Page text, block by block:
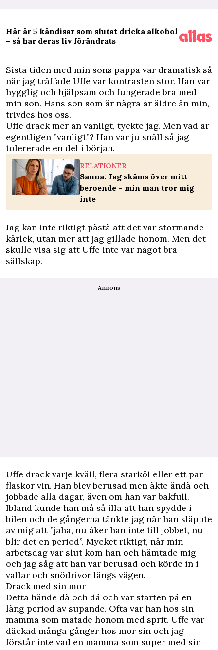
Här är 5 kändisar som slutat dricka alkohol
– så har deras liv förändrats
Sista tiden med min sons pappa var dramatisk så
när jag träffade Uffe var kontrasten stor. Han var
hygglig och hjälpsam och fungerade bra med
min son. Hans son som är några år äldre än min,
trivdes hos oss.
Uffe drack mer än vanligt, tyckte jag. Men vad är
egentligen ”vanligt”? Han var ju snäll så jag
tolererade en del i början.
RELATIONER
Sanna: Jag skäms över mitt
beroende – min man tror mig
inte
Jag kan inte riktigt påstå att det var stormande
kärlek, utan mer att jag gillade honom. Men det
skulle visa sig att Uffe inte var något bra
sällskap.
Annons
Uffe drack varje kväll, flera starköl eller ett par
flaskor vin. Han blev berusad men åkte ändå och
jobbade alla dagar, även om han var bakfull.
Ibland kunde han må så illa att han spydde i
bilen och de gångerna tänkte jag när han släppte
av mig att ”jaha, nu åker han inte till jobbet, nu
blir det en period”. Mycket riktigt, när min
arbetsdag var slut kom han och hämtade mig
och jag såg att han var berusad och körde in i
vallar och snödrivor längs vägen.
Drack med sin mor
Detta hände då och då och var starten på en
lång period av supande. Ofta var han hos sin
mamma som matade honom med sprit. Uffe var
däckad många gånger hos mor sin och jag
förstår inte vad en mamma som super med sin